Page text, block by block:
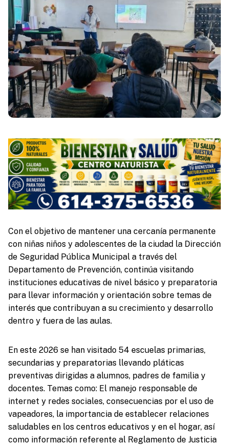
Con el objetivo de mantener una cercanía permanente
con niñas niños y adolescentes de la ciudad la Dirección
de Seguridad Pública Municipal a través del
Departamento de Prevención, continúa visitando
instituciones educativas de nivel básico y preparatoria
para llevar información y orientación sobre temas de
interés que contribuyan a su crecimiento y desarrollo
dentro y fuera de las aulas.
En este 2026 se han visitado 54 escuelas primarias,
secundarias y preparatorias llevando pláticas
preventivas dirigidas a alumnos, padres de familia y
docentes. Temas como: El manejo responsable de
internet y redes sociales, consecuencias por el uso de
vapeadores, la importancia de establecer relaciones
saludables en los centros educativos y en el hogar, así
como información referente al Reglamento de Justicia